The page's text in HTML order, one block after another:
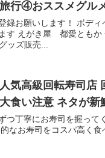
行④おススメグル
録お願いします！ ボデ
す えがき屋 都愛とも
ッズ販売...
気高級回転寿司店
食い注意 ネタが新
つ丁寧にお寿司を握って
的なお寿司をコスパ高く